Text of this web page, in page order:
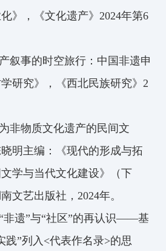
》，《文化遗产》2024年第6
叙事的时空旅行：中国非遗申
研究》，《西北民族研究》2
非物质文化遗产的民间文
明主编：《现代的形成与拓
学与当代文化建设》（下
文艺出版社，2024年。
“非遗”与“社区”的再认识——基
践”列入 <代表作名录>的思